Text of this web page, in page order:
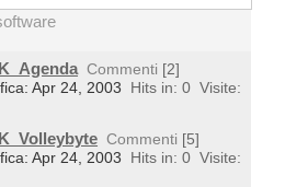
Commenti [2]
Apr 24, 2003 Hits in: 0 Visite:
Commenti [5]
Apr 24, 2003 Hits in: 0 Visite: